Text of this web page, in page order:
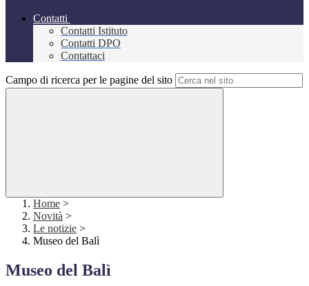
Contatti
Contatti Istituto
Contatti DPO
Contattaci
Campo di ricerca per le pagine del sito
Home >
Novità >
Le notizie >
Museo del Balì
Museo del Balì